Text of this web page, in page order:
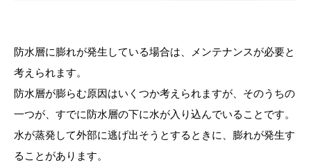
防水層に膨れが発生している場合は、メンテナンスが必要と
考えられます。
防水層が膨らむ原因はいくつか考えられますが、そのうちの
一つが、すでに防水層の下に水が入り込んでいることです。
水が蒸発して外部に逃げ出そうとするときに、膨れが発生す
ることがあります。